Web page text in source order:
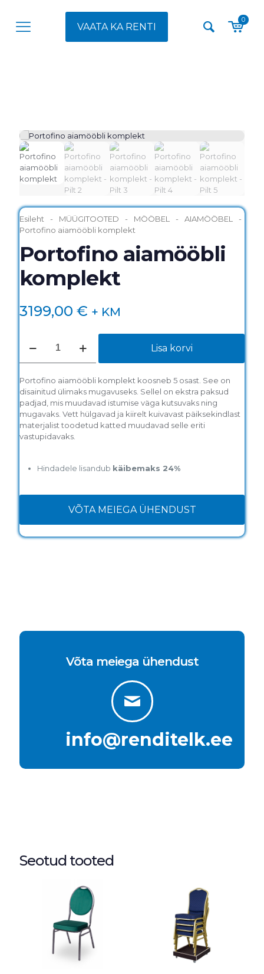
VAATA KA RENTI
0
Esileht - MÜÜGITOOTED - MÖÖBEL - AIAMÖÖBEL
-
Portofino aiamööbli komplekt
Portofino aiamööbli
komplekt
3199,00 € + KM
aiamööbli
Lisa korvi
Portofino aiamööbli komplekt koosneb 5 osast. See on
disainitud ülimaks mugavuseks. Sellel on ekstra paksud
padjad, mis muudavad istumise väga kutsuvaks ning
mugavaks. Vett hülgavad ja kiirelt kuivavast päiksekindlast
materjalist toodetud katted muudavad selle eriti
vastupidavaks.
Hindadele lisandub käibemaks 24%
VÕTA MEIEGA ÜHENDUST
Võta meiega ühendust
info@renditelk.ee
Seotud tooted